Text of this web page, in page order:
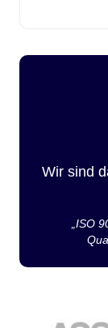
Wir sind
„ISO